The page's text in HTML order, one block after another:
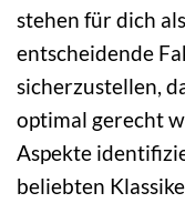
stehen für dich
entscheidende
sicherzustellen,
optimal gerecht
Aspekte
beliebten